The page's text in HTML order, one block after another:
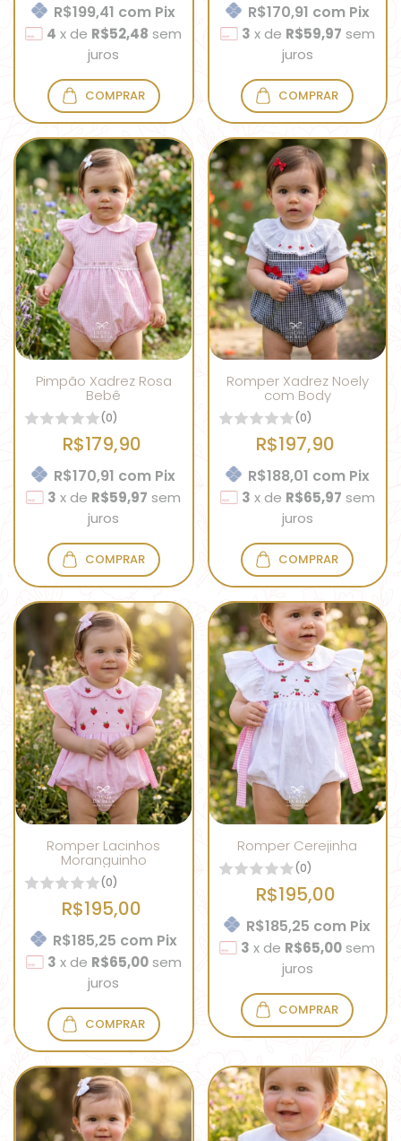
R$199,41 com Pix
4 x de R$52,48 sem
juros
COMPRAR
R$170,91 com Pix
3 x de R$59,97 sem
juros
COMPRAR
Pimpão Xadrez Rosa
Bebê
(0)
R$179,90
R$170,91 com Pix
3 x de R$59,97 sem
juros
COMPRAR
Romper Xadrez Noely
com Body
(0)
R$197,90
R$188,01 com Pix
3 x de R$65,97 sem
juros
COMPRAR
Romper Lacinhos
Moranguinho
(0)
R$195,00
R$185,25 com Pix
3 x de R$65,00 sem
juros
COMPRAR
Romper Cerejinha
(0)
R$195,00
R$185,25 com Pix
3 x de R$65,00 sem
juros
COMPRAR